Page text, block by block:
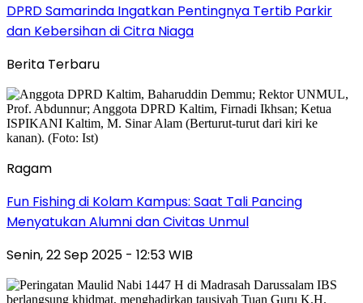
DPRD Samarinda Ingatkan Pentingnya Tertib Parkir
dan Kebersihan di Citra Niaga
Berita Terbaru
Ragam
Fun Fishing di Kolam Kampus: Saat Tali Pancing
Menyatukan Alumni dan Civitas Unmul
Senin, 22 Sep 2025 - 12:53 WIB